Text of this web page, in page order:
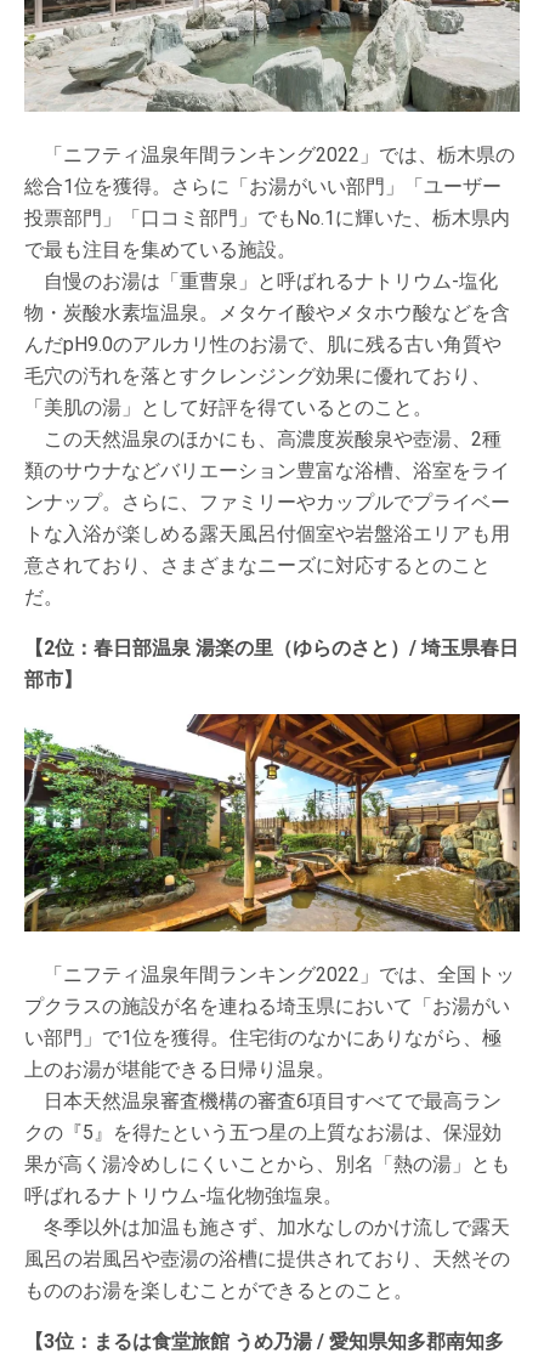
「ニフティ温泉年間ランキング2022」では、栃木県の
総合1位を獲得。さらに「お湯がいい部門」「ユーザー
投票部門」「口コミ部門」でもNo.1に輝いた、栃木県内
で最も注目を集めている施設。
自慢のお湯は「重曹泉」と呼ばれるナトリウム-塩化
物・炭酸水素塩温泉。メタケイ酸やメタホウ酸などを含
んだpH9.0のアルカリ性のお湯で、肌に残る古い角質や
毛穴の汚れを落とすクレンジング効果に優れており、
「美肌の湯」として好評を得ているとのこと。
この天然温泉のほかにも、高濃度炭酸泉や壺湯、2種
類のサウナなどバリエーション豊富な浴槽、浴室をライ
ンナップ。さらに、ファミリーやカップルでプライベー
トな入浴が楽しめる露天風呂付個室や岩盤浴エリアも用
意されており、さまざまなニーズに対応するとのこと
だ。
【2位：春日部温泉 湯楽の里（ゆらのさと）/ 埼玉県春日
部市】
「ニフティ温泉年間ランキング2022」では、全国トッ
プクラスの施設が名を連ねる埼玉県において「お湯がい
い部門」で1位を獲得。住宅街のなかにありながら、極
上のお湯が堪能できる日帰り温泉。
日本天然温泉審査機構の審査6項目すべてで最高ラン
クの『5』を得たという五つ星の上質なお湯は、保湿効
果が高く湯冷めしにくいことから、別名「熱の湯」とも
呼ばれるナトリウム-塩化物強塩泉。
冬季以外は加温も施さず、加水なしのかけ流しで露天
風呂の岩風呂や壺湯の浴槽に提供されており、天然その
もののお湯を楽しむことができるとのこと。
【3位：まるは食堂旅館 うめ乃湯 / 愛知県知多郡南知多